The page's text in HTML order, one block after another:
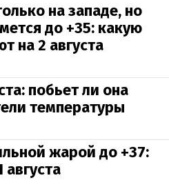
на западе, но
до +35: какую
на 2 августа
побьет ли она
температуры
жарой до +37:
августа